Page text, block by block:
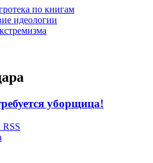
по книгам
идеологии
уборщица!
RSS